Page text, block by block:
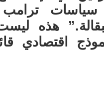
سياسات
هذه
اقتصادي